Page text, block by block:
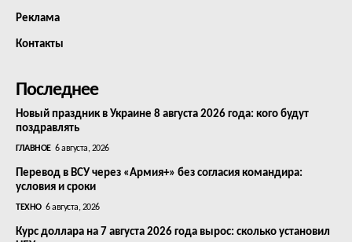
Реклама
Контакты
Последнее
Новый праздник в Украине 8 августа 2026 года: кого будут
поздравлять
ГЛАВНОЕ 6 августа, 2026
Перевод в ВСУ через «Армия+» без согласия командира:
условия и сроки
ТЕХНО 6 августа, 2026
Курс доллара на 7 августа 2026 года вырос: сколько установил